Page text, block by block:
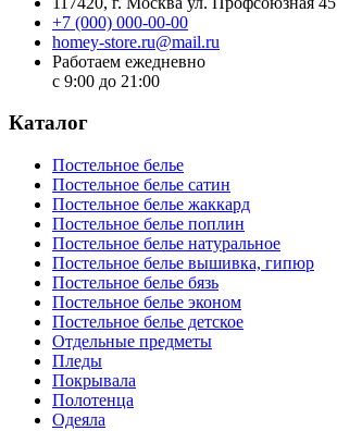
+7 (000) 000-00-00
homey-store.ru@mail.ru
Работаем ежедневно
с 9:00 до 21:00
Каталог
Постельное белье
Постельное белье сатин
Постельное белье жаккард
Постельное белье поплин
Постельное белье натуральное
Постельное белье вышивка, гипюр
Постельное белье бязь
Постельное белье эконом
Постельное белье детское
Отдельные предметы
Пледы
Покрывала
Полотенца
Одеяла